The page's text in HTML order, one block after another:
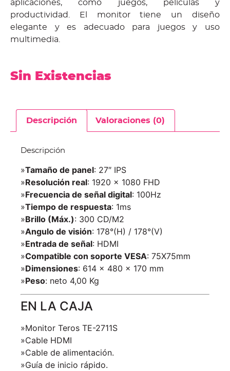
aplicaciones, como juegos, películas y
productividad. El monitor tiene un diseño
elegante y es adecuado para juegos y uso
multimedia.
Sin Existencias
Descripción Valoraciones (0)
Descripción
»Tamaño de panel: 27″ IPS
»Resolución real: 1920 x 1080 FHD
»Frecuencia de señal digital: 100Hz
»Tiempo de respuesta: 1ms
»Brillo (Máx.): 300 CD/M2
»Angulo de visión: 178°(H) / 178°(V)
»Entrada de señal: HDMI
»Compatible con soporte VESA: 75X75mm
»Dimensiones: 614 x 480 x 170 mm
»Peso: neto 4,00 Kg
EN LA CAJA
»Monitor Teros TE-2711S
»Cable HDMI
»Cable de alimentación.
»Guía de inicio rápido.